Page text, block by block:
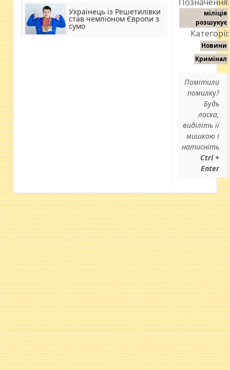
Українець із Решетилівки
став чемпіоном Європи з
сумо
міліція
розшукує
Категорії:
Новини
Кримінал
Помітили
помилку?
Будь
ласка,
виділіть її
мишкою і
натисніть
Ctrl +
Enter